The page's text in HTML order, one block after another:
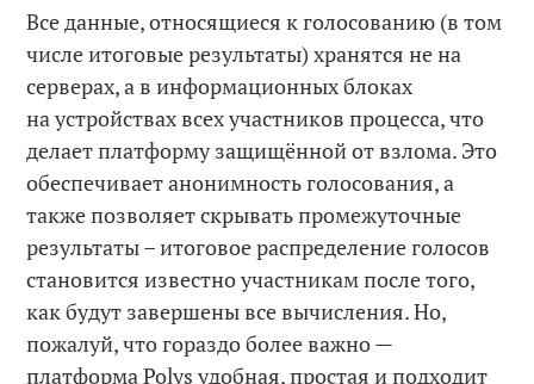
Все данные, относящиеся к голосованию (в том
числе итоговые результаты) хранятся не на
серверах, а в информационных блоках
на устройствах всех участников процесса, что
делает платформу защищённой от взлома. Это
обеспечивает анонимность голосования, а
также позволяет скрывать промежуточные
результаты – итоговое распределение голосов
становится известно участникам после того,
как будут завершены все вычисления. Но,
пожалуй, что гораздо более важно —
платформа Polys удобная, простая и подходит